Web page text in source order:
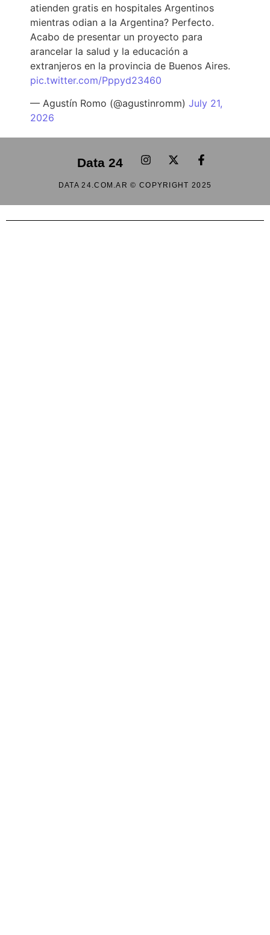
atienden gratis en hospitales Argentinos
mientras odian a la Argentina? Perfecto.
Acabo de presentar un proyecto para
arancelar la salud y la educación a
extranjeros en la provincia de Buenos Aires.
pic.twitter.com/Pppyd23460
— Agustín Romo (@agustinromm) July 21,
2026
Data 24
DATA 24.COM.AR © COPYRIGHT 2025